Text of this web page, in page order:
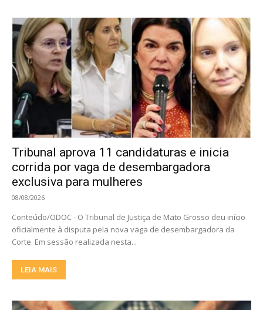
Tribunal aprova 11 candidaturas e inicia
corrida por vaga de desembargadora
exclusiva para mulheres
08/08/2026
Conteúdo/ODOC - O Tribunal de Justiça de Mato Grosso deu início
oficialmente à disputa pela nova vaga de desembargadora da
Corte. Em sessão realizada nesta...
LEIA MAIS